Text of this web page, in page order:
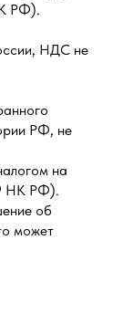
РФ).
НДС не
РФ, не
на
НК РФ).
об
может